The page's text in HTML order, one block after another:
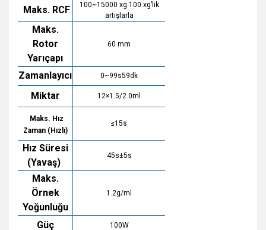
Maks. RCF
100~15000 xg 100 xg’lik
artışlarla
Maks.
Rotor
Yarıçapı
60 mm
Zamanlayıcı 0~99s59dk
Miktar 12×1.5/2.0ml
Maks. Hız
Zaman (Hızlı)
≤15s
Hız Süresi
(Yavaş)
45s±5s
Maks.
Örnek
Yoğunluğu
1.2g/ml
Güç 100W